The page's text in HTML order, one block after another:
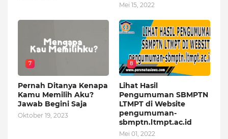
Mei 15, 2022
7
Pernah Ditanya Kenapa
Kamu Memilih Aku?
Jawab Begini Saja
Oktober 19, 2023
8
Lihat Hasil
Pengumuman SBMPTN
LTMPT di Website
pengumuman-
sbmptn.ltmpt.ac.id
Mei 01, 2022